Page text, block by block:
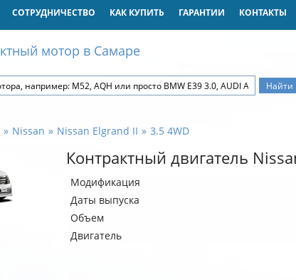
СОТРУДНИЧЕСТВО КАК КУПИТЬ ГАРАНТИИ КОНТАКТЫ
мотор в Самаре
Nissan Nissan Elgrand II 3.5 4WD
Контрактный двигатель
Модификация
Даты выпуска
Объем
Двигатель